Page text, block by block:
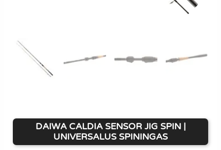
DAIWA CALDIA SENSOR JIG SPIN |
UNIVERSALUS SPININGAS